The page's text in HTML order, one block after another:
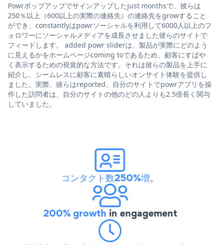
Powrポップアップでサインアップしたjust monthsで、彼らは
250％以上（600以上の実際の連絡先）の連絡先をgrowすること
ができ、constantlyはpowrソーシャルを利用して6000人以上のフ
ォロワーにソーシャルメディアを成長させました彼らのサイトで
フィードします。 added powr sliderは、製品が実際にどのよう
に見えるかをホームページcoming toであるため、顧客にすばや
く表示するための視覚的な方法です。それは彼らの製品を上手に
紹介し、シームレスに顧客に素晴らしいオンサイト体験を提供し
ました。実際、彼らはreported、自分のサイトでpowrアプリを操
作した訪問者は、自分のサイトの他のどの人よりも2.5倍長く関与
していました。
コンタクト数250%増。
200% growth in engagement